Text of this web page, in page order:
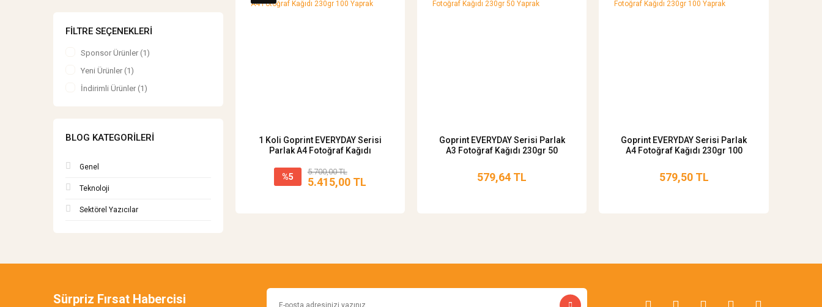
FILTRE SEÇENEKLERI
Sponsor Ürünler (1)
Yeni Ürünler (1)
İndirimli Ürünler (1)
BLOG KATEGORILERI
Genel
Teknoloji
Sektörel Yazıcılar
1 Koli Goprint EVERYDAY Serisi
Parlak A4 Fotoğraf Kağıdı
%5
5.700,00 TL
5.415,00 TL
Goprint EVERYDAY Serisi Parlak
A3 Fotoğraf Kağıdı 230gr 50
579,64 TL
Goprint EVERYDAY Serisi Parlak
A4 Fotoğraf Kağıdı 230gr 100
579,50 TL
Sürpriz Fırsat Habercisi